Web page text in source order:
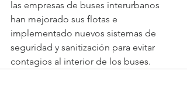
las empresas de buses interurbanos
han mejorado sus flotas e
implementado nuevos sistemas de
seguridad y sanitización para evitar
contagios al interior de los buses.